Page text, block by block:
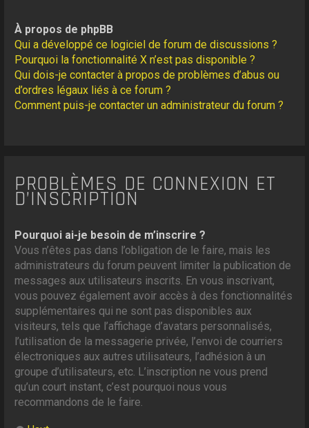
À propos de phpBB
Qui a développé ce logiciel de forum de discussions ?
Pourquoi la fonctionnalité X n’est pas disponible ?
Qui dois-je contacter à propos de problèmes d’abus ou
d’ordres légaux liés à ce forum ?
Comment puis-je contacter un administrateur du forum ?
PROBLÈMES DE CONNEXION ET
D’INSCRIPTION
Pourquoi ai-je besoin de m’inscrire ?
Vous n’êtes pas dans l’obligation de le faire, mais les
administrateurs du forum peuvent limiter la publication de
messages aux utilisateurs inscrits. En vous inscrivant,
vous pouvez également avoir accès à des fonctionnalités
supplémentaires qui ne sont pas disponibles aux
visiteurs, tels que l’affichage d’avatars personnalisés,
l’utilisation de la messagerie privée, l’envoi de courriers
électroniques aux autres utilisateurs, l’adhésion à un
groupe d’utilisateurs, etc. L’inscription ne vous prend
qu’un court instant, c’est pourquoi nous vous
recommandons de le faire.